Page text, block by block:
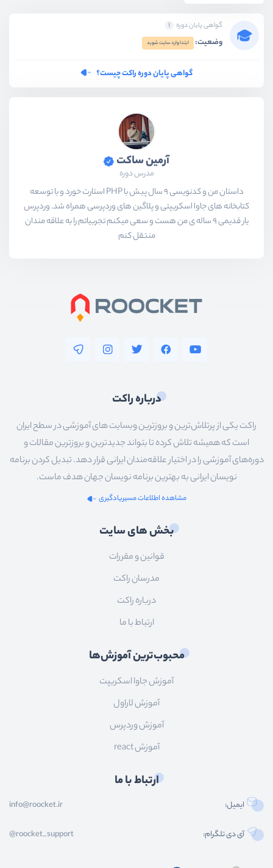
گواهی پایان دوره
وضعیت: ابتدا وارد سایت شوید
گواهی پایان دوره راکت چیست؟
آرمین ساکت
مدرس دوره
داستان من و کدنویسی 9 سال پیش با PHP استارت خورد و با توسعه
کتابخانه های جاوا اسکریپتی و پلاگین های وردپرسی همراه شد. وردپرس
یار قدیمی 9 ساله ی من هست و سعی میکنم تجربیاتم را به علاقه مندان
منتقل کنم
درباره راکت
راکت یکی از پرتلاش‌ترین و بروزترین وبسایت های آموزشی در سطح ایران
است که همیشه تلاش کرده تا بتواند جدیدترین و بروزترین مقالات و
دوره‌های آموزشی را در اختیار علاقه‌مندان ایرانی قرار دهد. تبدیل کردن برنامه
نویسان ایرانی به بهترین برنامه نویسان جهان هدف ماست.
مشاهده اطلاعات مسیریادگیری
بخش های سایت
قوانین و مقررات
مدرسان راکت
درباره راکت
ارتباط با ما
محبوب‌ترین آموزش‌ها
آموزش جاوا اسکریپت
آموزش لاراول
آموزش وردپرس
آموزش react
ارتباط با ما
ایمیل: info@roocket.ir
آی دی تلگرام: @roocket_support